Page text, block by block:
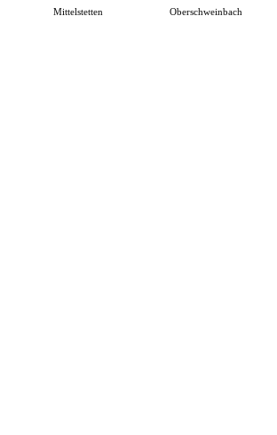
Mittelstetten Oberschweinbach